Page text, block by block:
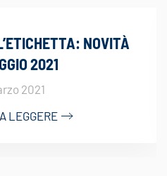
NOVITÀ
2021
2021
LEGGERE